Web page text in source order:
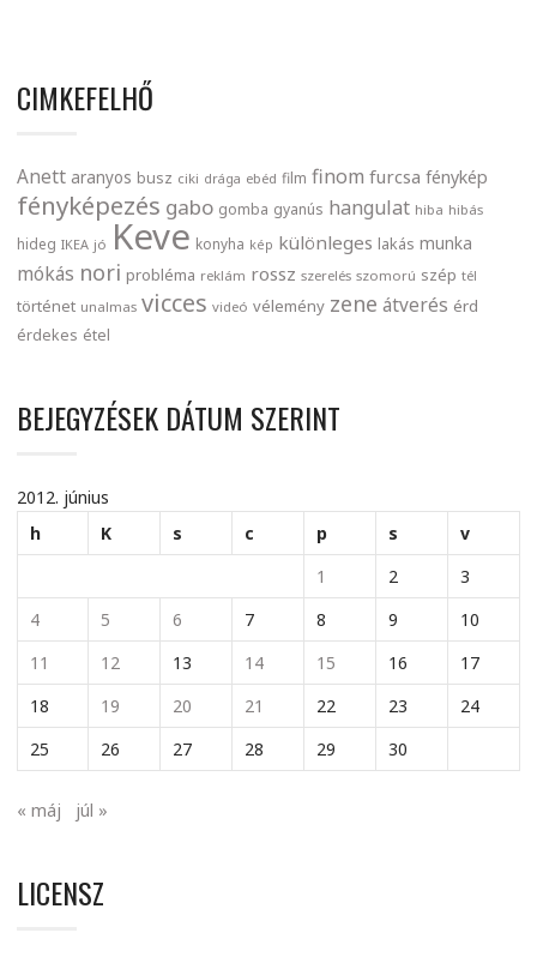
CIMKEFELHŐ
Anett aranyos busz ciki drága ebéd film finom furcsa fénykép
fényképezés gabo gomba gyanús hangulat hiba hibás
hideg IKEA jó Keve konyha kép különleges lakás munka
mókás nori probléma reklám rossz szerelés szomorú szép tél
történet unalmas vicces videó vélemény zene átverés érd
érdekes étel
BEJEGYZÉSEK DÁTUM SZERINT
2012. június
h
K s c p s
v
1
2
3
4
5 6 7 8 9
10
11
12 13 14 15 16
17
18
19 20 21 22 23
24
25
26 27 28 29 30
« máj júl »
LICENSZ